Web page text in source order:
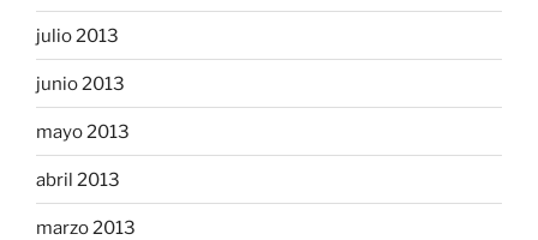
julio 2013
junio 2013
mayo 2013
abril 2013
marzo 2013